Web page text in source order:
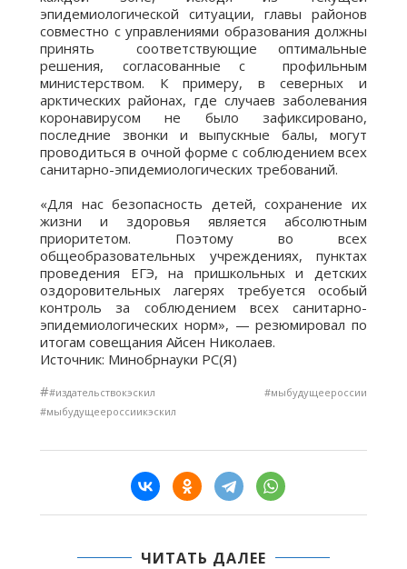
эпидемиологической ситуации, главы районов
совместно с управлениями образования должны
принять соответствующие оптимальные
решения, согласованные с профильным
министерством. К примеру, в северных и
арктических районах, где случаев заболевания
коронавирусом не было зафиксировано,
последние звонки и выпускные балы, могут
проводиться в очной форме с соблюдением всех
санитарно-эпидемиологических требований.
«Для нас безопасность детей, сохранение их
жизни и здоровья является абсолютным
приоритетом. Поэтому во всех
общеобразовательных учреждениях, пунктах
проведения ЕГЭ, на пришкольных и детских
оздоровительных лагерях требуется особый
контроль за соблюдением всех санитарно-
эпидемиологических норм», — резюмировал по
итогам совещания Айсен Николаев.
Источник: Минобрнауки РС(Я)
##издательствокэскил #мыбудущеероссии
#мыбудущеероссиикэскил
ЧИТАТЬ ДАЛЕЕ